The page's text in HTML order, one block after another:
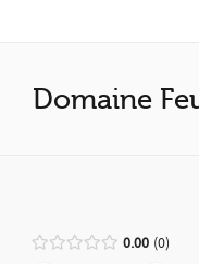
Domaine
0.00 0